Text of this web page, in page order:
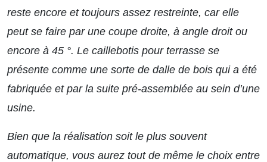
reste encore et toujours assez restreinte, car elle
peut se faire par une coupe droite, à angle droit ou
encore à 45 °. Le caillebotis pour terrasse se
présente comme une sorte de dalle de bois qui a été
fabriquée et par la suite pré-assemblée au sein d’une
usine.
Bien que la réalisation soit le plus souvent
automatique, vous aurez tout de même le choix entre